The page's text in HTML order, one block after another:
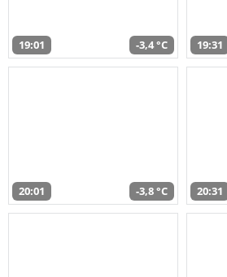
19:01 -3,4 °C 19:31
20:01 -3,8 °C 20:31